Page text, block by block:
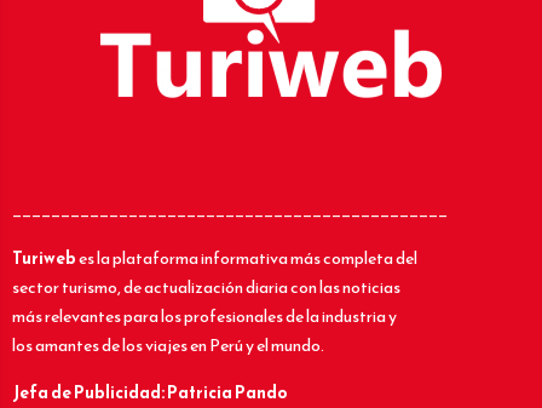
_____________________________________________
Turiwebes la plataforma informativa más completa del
sector turismo, de actualización diaria con las noticias
más relevantes para los profesionales de la industria y
los amantes de los viajes en Perú y el mundo.
Jefa de Publicidad: Patricia Pando